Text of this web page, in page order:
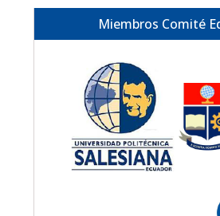
Miembros Comité